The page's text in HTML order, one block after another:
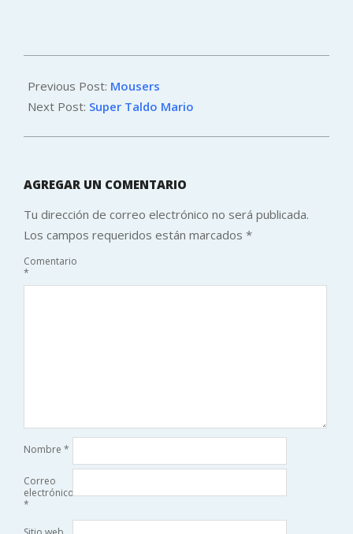
06-
24
Previous Post: Mousers
Next Post: Super Taldo Mario
AGREGAR UN COMENTARIO
Tu dirección de correo electrónico no será publicada.
Los campos requeridos están marcados *
Comentario
*
Nombre *
Correo
electrónico
*